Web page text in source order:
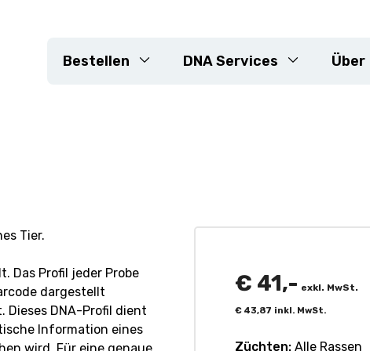
Bestellen DNA Services
Projekte
Markerentwicklung
Sortenkontrolle &
Reinheitsüberprüfung
Maßgeschneiderte Projekte
Über
€ 41,- exkl. MwSt.
€ 43,87 inkl. MwSt.
Züchten: Alle Rassen
Tier.
Das Profil jeder Probe
dargestellt
DNA-Profil dient
Information eines